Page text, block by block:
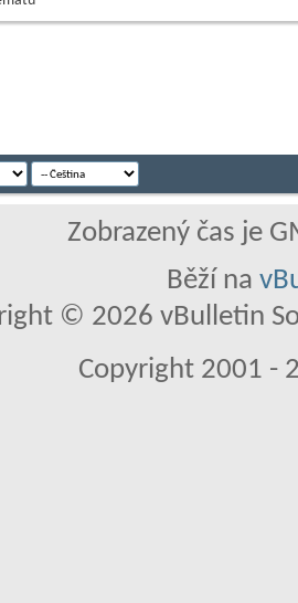
Zobrazený čas je
Běží na
© 2026 vBulletin
Copyright 2001 -